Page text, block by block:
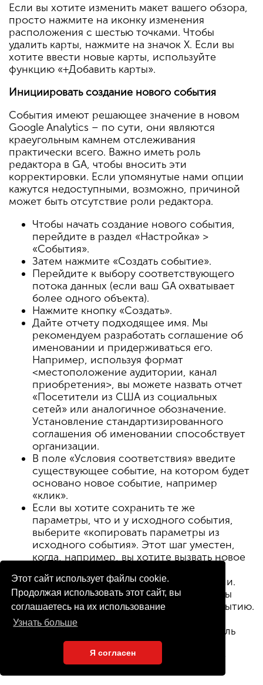
Этот сайт использует файлы cookie.
Продолжая использовать этот сайт, вы
соглашаетесь на их использование
Узнать больше
Я согласен
Если вы хотите изменить макет вашего обзора,
просто нажмите на иконку изменения
расположения с шестью точками. Чтобы
удалить карты, нажмите на значок X. Если вы
хотите ввести новые карты, используйте
функцию «+Добавить карты».
Инициировать создание нового события
События имеют решающее значение в новом
Google Analytics – по сути, они являются
краеугольным камнем отслеживания
практически всего. Важно иметь роль
редактора в GA, чтобы вносить эти
корректировки. Если упомянутые нами опции
кажутся недоступными, возможно, причиной
может быть отсутствие роли редактора.
Чтобы начать создание нового события,
перейдите в раздел «Настройка» >
«События».
Затем нажмите «Создать событие».
Перейдите к выбору соответствующего
потока данных (если ваш GA охватывает
более одного объекта).
Нажмите кнопку «Создать».
Дайте отчету подходящее имя. Мы
рекомендуем разработать соглашение об
именовании и придерживаться его.
Например, используя формат
<местоположение аудитории, канал
приобретения>, вы можете назвать отчет
«Посетители из США из социальных
сетей» или аналогичное обозначение.
Установление стандартизированного
соглашения об именовании способствует
организации.
В поле «Условия соответствия» введите
существующее событие, на котором будет
основано новое событие, например
«клик».
Если вы хотите сохранить те же
параметры, что и у исходного события,
выберите «копировать параметры из
исходного события». Этот шаг уместен,
когда, например, вы хотите вызвать новое
событие, настроенное для той же цели.
Укажите любые изменения, которые вы
собираетесь применить к новому событию.
Например, если вы планируете
отслеживать случаи, когда пользователь
нажимает и затем выполняет другое
действие, то именно здесь вы можете
реализовать такие изменения.